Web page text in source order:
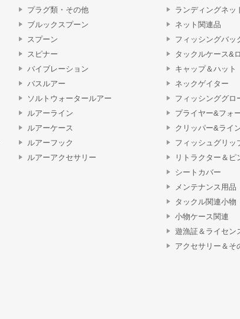
プラグ類・その他
ブルックスプーン
スプーン
スピナー
バイブレーション
バスルアー
ソルトウォータールアー
ルアーライン
ルアーケース
ルアーフック
ルアーアクセサリー
ランディングネッ
ネット関連品
フィッシングバッ
タックルケース&
キャップ＆ハット
ネックゲイター
フィッシンググロ
プライヤー&フォ
クリッパー&ライ
フィッシュグリッ
リトラクター＆ピ
シートカバー
メンテナンス用品
タックル関連小物
小物ケース関連
遊漁証＆ライセン
アクセサリー＆そ